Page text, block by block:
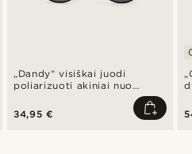
„Dandy“ visiškai juodi
poliarizuoti akiniai nuo
34,95 €